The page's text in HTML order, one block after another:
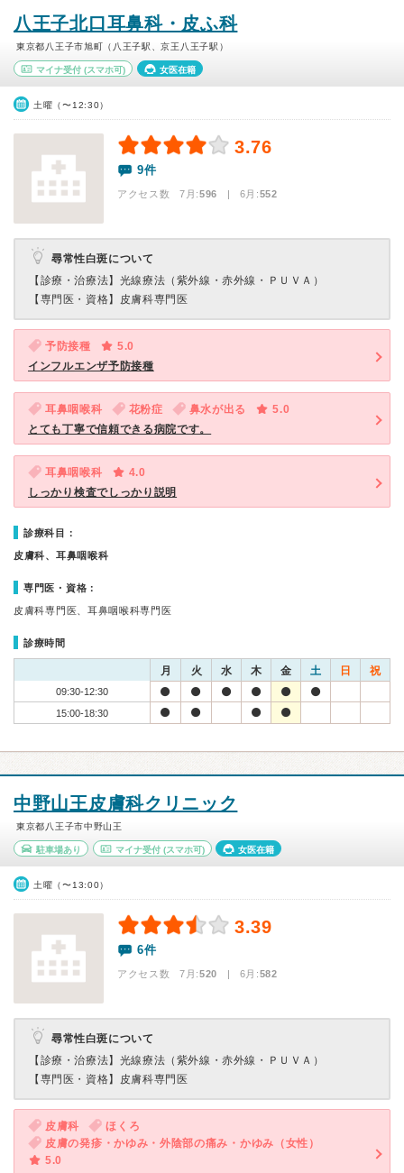
八王子北口耳鼻科・皮ふ科
東京都八王子市旭町（八王子駅、京王八王子駅）
マイナ受付 (スマホ可) 女医在籍
土曜（〜12:30）
3.76
9件
アクセス数 7月:596 | 6月:552
尋常性白斑について
【診療・治療法】 光線療法（紫外線・赤外線・ＰＵＶＡ）
【専門医・資格】 皮膚科専門医
予防接種
5.0
インフルエンザ予防接種
耳鼻咽喉科 花粉症 鼻水が出る
5.0
とても丁寧で信頼できる病院です。
耳鼻咽喉科
4.0
しっかり検査でしっかり説明
診療科目：
皮膚科、耳鼻咽喉科
専門医・資格：
皮膚科専門医、耳鼻咽喉科専門医
診療時間
月 火 水 木 金 土 日 祝
09:30-12:30
15:00-18:30
中野山王皮膚科クリニック
東京都八王子市中野山王
駐車場あり マイナ受付(スマホ可) 女医在籍
土曜（〜13:00）
3.39
6件
アクセス数 7月:520 | 6月:582
尋常性白斑について
【診療・治療法】 光線療法（紫外線・赤外線・ＰＵＶＡ）
【専門医・資格】 皮膚科専門医
皮膚科
ほくろ
皮膚の発疹・かゆみ・外陰部の痛み・かゆみ（女性）
5.0